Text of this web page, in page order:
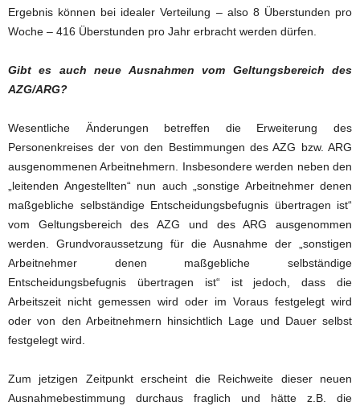
Ergebnis können bei idealer Verteilung – also 8 Überstunden pro
Woche – 416 Überstunden pro Jahr erbracht werden dürfen.
Gibt es auch neue Ausnahmen vom Geltungsbereich des
AZG/ARG?
Wesentliche Änderungen betreffen die Erweiterung des
Personenkreises der von den Bestimmungen des AZG bzw. ARG
ausgenommenen Arbeitnehmern. Insbesondere werden neben den
„leitenden Angestellten“ nun auch „sonstige Arbeitnehmer denen
maßgebliche selbständige Entscheidungsbefugnis übertragen ist“
vom Geltungsbereich des AZG und des ARG ausgenommen
werden. Grundvoraussetzung für die Ausnahme der „sonstigen
Arbeitnehmer denen maßgebliche selbständige
Entscheidungsbefugnis übertragen ist“ ist jedoch, dass die
Arbeitszeit nicht gemessen wird oder im Voraus festgelegt wird
oder von den Arbeitnehmern hinsichtlich Lage und Dauer selbst
festgelegt wird.
Zum jetzigen Zeitpunkt erscheint die Reichweite dieser neuen
Ausnahmebestimmung durchaus fraglich und hätte z.B. die